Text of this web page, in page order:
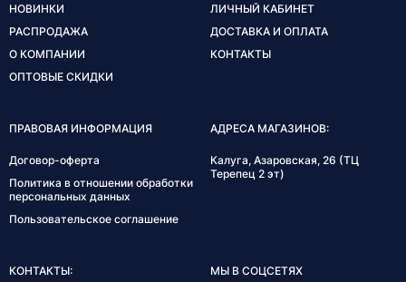
НОВИНКИ
РАСПРОДАЖА
О КОМПАНИИ
ОПТОВЫЕ СКИДКИ
ЛИЧНЫЙ КАБИНЕТ
ДОСТАВКА И ОПЛАТА
КОНТАКТЫ
ПРАВОВАЯ ИНФОРМАЦИЯ
Договор-оферта
Политика в отношении обработки
персональных данных
Пользовательское соглашение
АДРЕСА МАГАЗИНОВ:
Калуга, Азаровская, 26 (ТЦ
Терепец 2 эт)
КОНТАКТЫ: МЫ В СОЦСЕТЯХ